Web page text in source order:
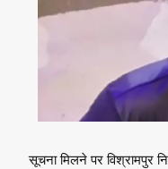
सूचना मिलने पर विश्रामपुर